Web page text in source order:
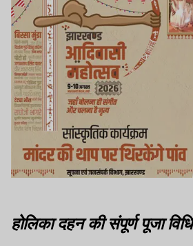
होलिका दहन की संपूर्ण पूजा विधि